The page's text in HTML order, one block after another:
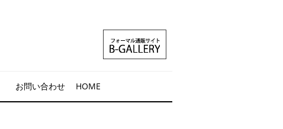
お問い合わせ HOME